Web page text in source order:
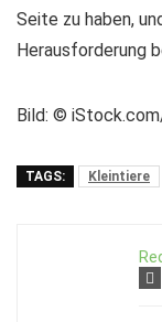
Seite zu haben,
Herausforderung
Bild: ©
TAGS: Kleintiere